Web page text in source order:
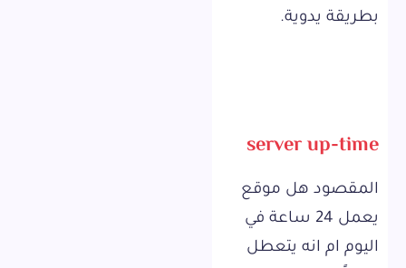
بطريقة يدوية.
server up-time
المقصود هل موقع
يعمل 24 ساعة في
اليوم ام انه يتعطل